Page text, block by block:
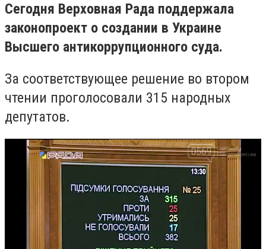
Сегодня Верховная Рада поддержала
законопроект о создании в Украине
Высшего антикоррупционного суда.
За соответствующее решение во втором
чтении проголосовали 315 народных
депутатов.